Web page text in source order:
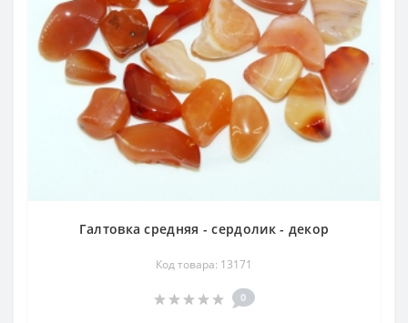
Галтовка средняя - сердолик - декор
Код товара: 13171
0